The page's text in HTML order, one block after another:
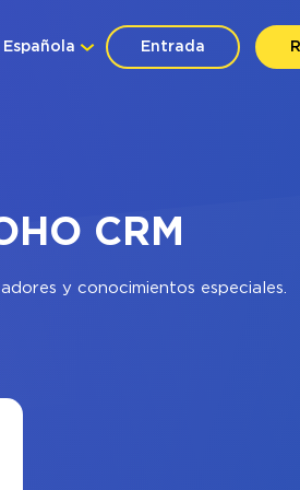
Entrada
Española
CRM
y conocimientos especiales.